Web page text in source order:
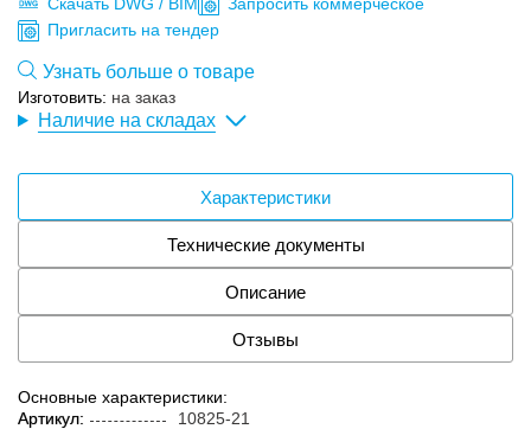
Изготовить: на заказ
Пригласить на тендер
Узнать больше о товаре
Наличие на складах
Характеристики
Технические документы
Описание
Отзывы
Основные характеристики:
Артикул:
10825-21